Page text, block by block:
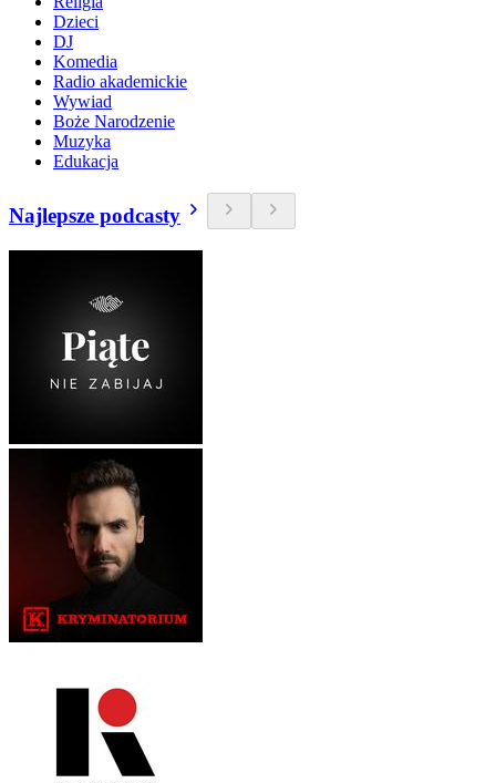
Dzieci
DJ
Komedia
Radio akademickie
Wywiad
Boże Narodzenie
Muzyka
Edukacja
Najlepsze podcasty